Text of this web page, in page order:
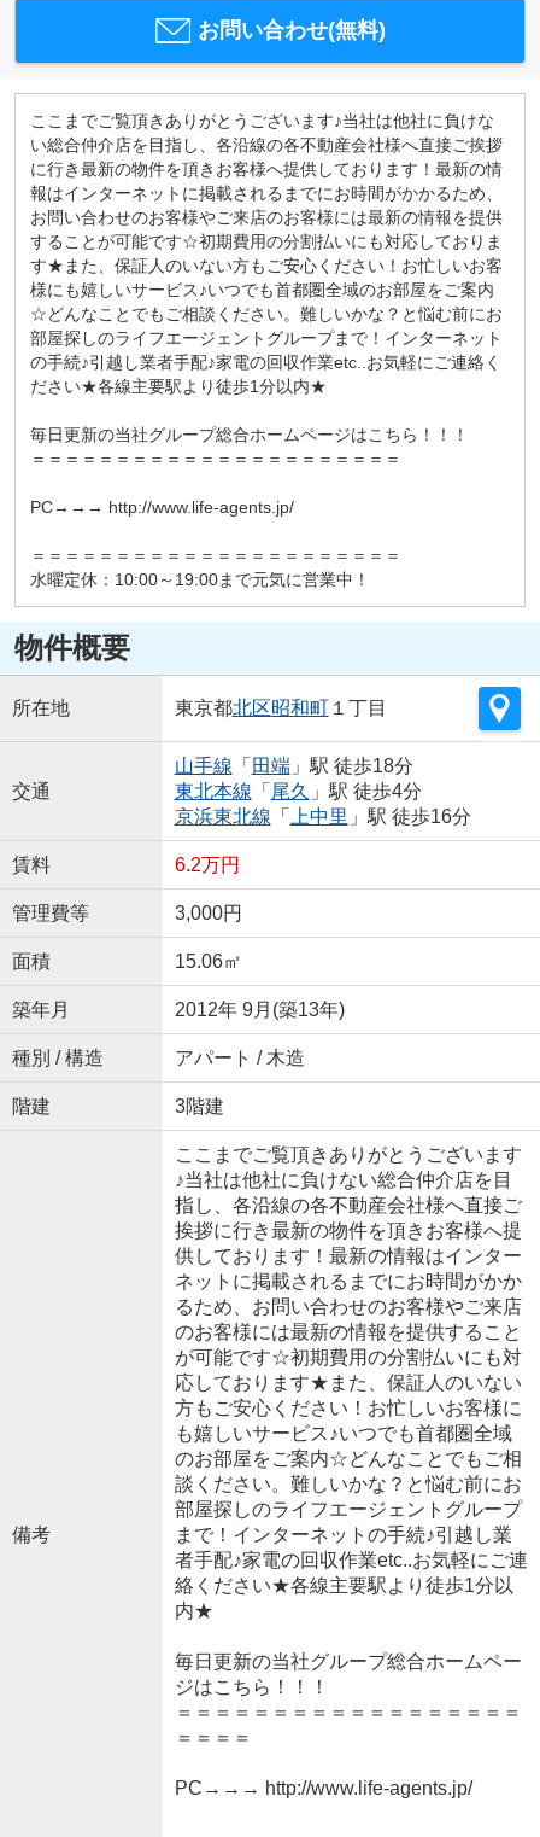
お問い合わせ(無料)
ここまでご覧頂きありがとうございます♪当社は他社に負けな
い総合仲介店を目指し、各沿線の各不動産会社様へ直接ご挨拶
に行き最新の物件を頂きお客様へ提供しております！最新の情
報はインターネットに掲載されるまでにお時間がかかるため、
お問い合わせのお客様やご来店のお客様には最新の情報を提供
することが可能です☆初期費用の分割払いにも対応しておりま
す★また、保証人のいない方もご安心ください！お忙しいお客
様にも嬉しいサービス♪いつでも首都圏全域のお部屋をご案内
☆どんなことでもご相談ください。難しいかな？と悩む前にお
部屋探しのライフエージェントグループまで！インターネット
の手続♪引越し業者手配♪家電の回収作業etc..お気軽にご連絡く
ださい★各線主要駅より徒歩1分以内★
毎日更新の当社グループ総合ホームページはこちら！！！
＝＝＝＝＝＝＝＝＝＝＝＝＝＝＝＝＝＝＝＝＝＝
PC→→→ http://www.life-agents.jp/
＝＝＝＝＝＝＝＝＝＝＝＝＝＝＝＝＝＝＝＝＝＝
水曜定休：10:00～19:00まで元気に営業中！
物件概要
所在地 東京都北区昭和町１丁目
交通
山手線 「 田端」駅 徒歩18分
東北本線 「 尾久 」駅 徒歩4分
京浜東北線 「 上中里 」駅 徒歩16分
賃料 6.2万円
管理費等 3,000円
面積 15.06㎡
築年月 2012年 9月(築13年)
種別 / 構造 アパート / 木造
階建 3階建
備考
ここまでご覧頂きありがとうございます
♪当社は他社に負けない総合仲介店を目
指し、各沿線の各不動産会社様へ直接ご
挨拶に行き最新の物件を頂きお客様へ提
供しております！最新の情報はインター
ネットに掲載されるまでにお時間がかか
るため、お問い合わせのお客様やご来店
のお客様には最新の情報を提供すること
が可能です☆初期費用の分割払いにも対
応しております★また、保証人のいない
方もご安心ください！お忙しいお客様に
も嬉しいサービス♪いつでも首都圏全域
のお部屋をご案内☆どんなことでもご相
談ください。難しいかな？と悩む前にお
部屋探しのライフエージェントグループ
まで！インターネットの手続♪引越し業
者手配♪家電の回収作業etc..お気軽にご連
絡ください★各線主要駅より徒歩1分以
内★
毎日更新の当社グループ総合ホームペー
ジはこちら！！！
＝＝＝＝＝＝＝＝＝＝＝＝＝＝＝＝＝＝
＝＝＝＝
PC→→→ http://www.life-agents.jp/